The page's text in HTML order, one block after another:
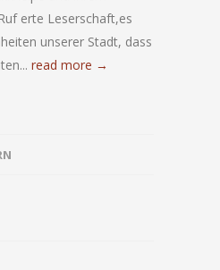
erte Leserschaft,es
unserer Stadt, dass
read more →